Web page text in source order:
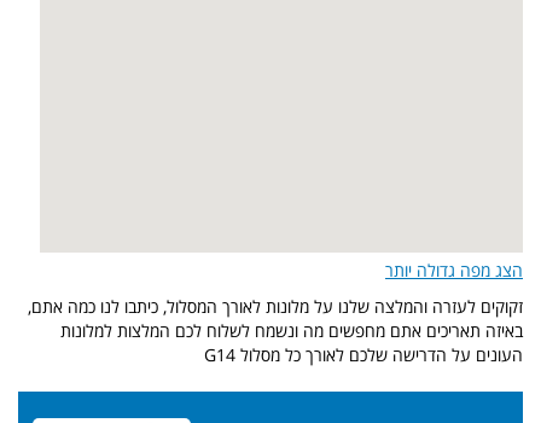
הצג מפה גדולה יותר
זקוקים לעזרה והמלצה שלנו על מלונות לאורך המסלול, כיתבו לנו כמה אתם,
באיזה תאריכים אתם מחפשים מה ונשמח לשלוח לכם המלצות למלונות
העונים על הדרישה שלכם לאורך כל מסלול G14